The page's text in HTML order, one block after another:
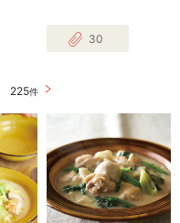
30
225件